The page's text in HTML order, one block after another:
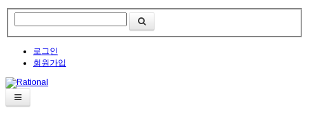
로그인
회원가입